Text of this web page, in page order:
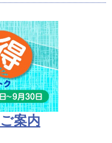
案内